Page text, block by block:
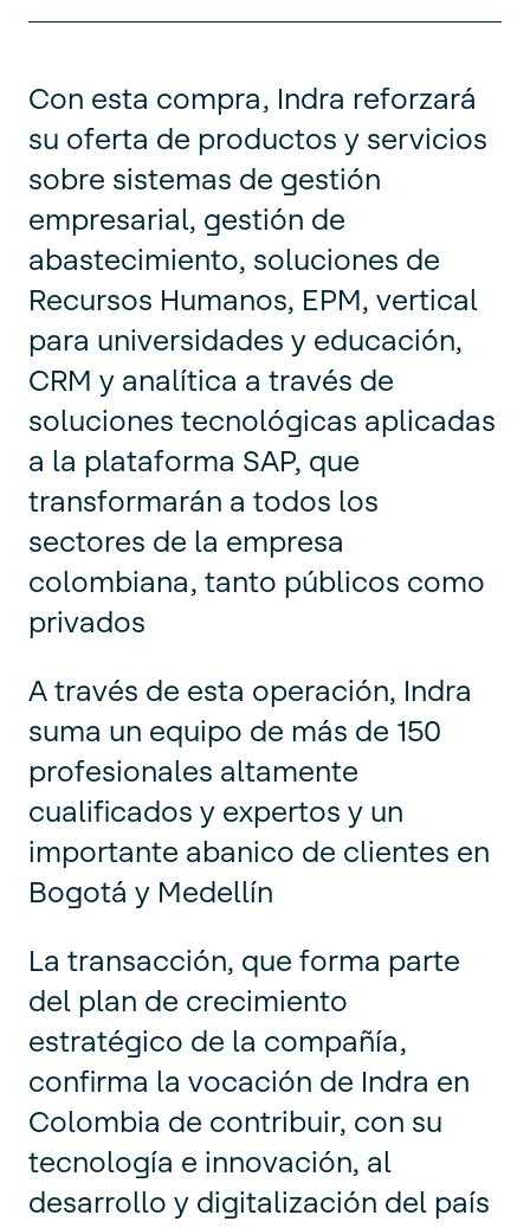
Con esta compra, Indra reforzará
su oferta de productos y servicios
sobre sistemas de gestión
empresarial, gestión de
abastecimiento, soluciones de
Recursos Humanos, EPM, vertical
para universidades y educación,
CRM y analítica a través de
soluciones tecnológicas aplicadas
a la plataforma SAP, que
transformarán a todos los
sectores de la empresa
colombiana, tanto públicos como
privados
A través de esta operación, Indra
suma un equipo de más de 150
profesionales altamente
cualificados y expertos y un
importante abanico de clientes en
Bogotá y Medellín
La transacción, que forma parte
del plan de crecimiento
estratégico de la compañía,
confirma la vocación de Indra en
Colombia de contribuir, con su
tecnología e innovación, al
desarrollo y digitalización del país